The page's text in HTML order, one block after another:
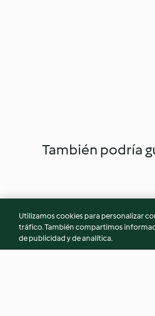
También podría
Utilizamos cookies para personalizar
tráfico. También compartimos
de publicidad y de analítica.